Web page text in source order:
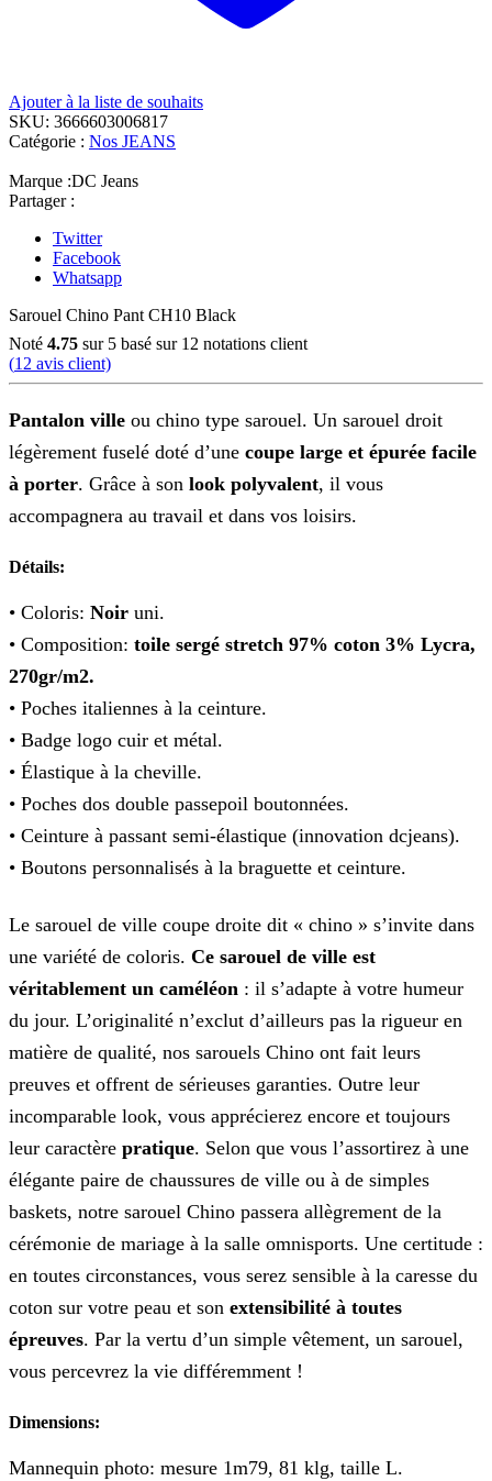
Ajouter à la liste de souhaits
SKU: 3666603006817
Catégorie : Nos JEANS
Marque :DC Jeans
Partager :
Twitter
Facebook
Whatsapp
Sarouel Chino Pant CH10 Black
Noté 4.75 sur 5 basé sur 12 notations client
(12 avis client)
Pantalon ville ou chino type sarouel. Un sarouel droit
légèrement fuselé doté d’une coupe large et épurée facile
à porter. Grâce à son look polyvalent, il vous
accompagnera au travail et dans vos loisirs.
Détails:
• Coloris: Noir uni.
• Composition: toile sergé stretch 97% coton 3% Lycra,
270gr/m2.
• Poches italiennes à la ceinture.
• Badge logo cuir et métal.
• Élastique à la cheville.
• Poches dos double passepoil boutonnées.
• Ceinture à passant semi-élastique (innovation dcjeans).
• Boutons personnalisés à la braguette et ceinture.
Le sarouel de ville coupe droite dit « chino » s’invite dans
une variété de coloris. Ce sarouel de ville est
véritablement un caméléon : il s’adapte à votre humeur
du jour. L’originalité n’exclut d’ailleurs pas la rigueur en
matière de qualité, nos sarouels Chino ont fait leurs
preuves et offrent de sérieuses garanties. Outre leur
incomparable look, vous apprécierez encore et toujours
leur caractère pratique. Selon que vous l’assortirez à une
élégante paire de chaussures de ville ou à de simples
baskets, notre sarouel Chino passera allègrement de la
cérémonie de mariage à la salle omnisports. Une certitude :
en toutes circonstances, vous serez sensible à la caresse du
coton sur votre peau et son extensibilité à toutes
épreuves. Par la vertu d’un simple vêtement, un sarouel,
vous percevrez la vie différemment !
Dimensions:
Mannequin photo: mesure 1m79, 81 klg, taille L.